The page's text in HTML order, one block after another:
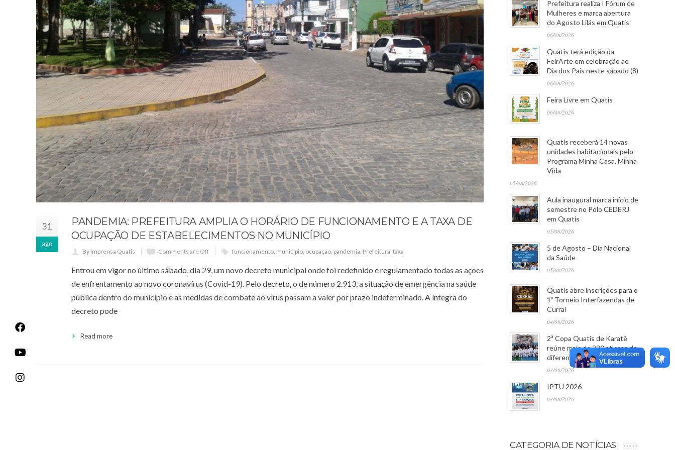
31
ago
PANDEMIA: PREFEITURA AMPLIA O HORÁRIO DE FUNCIONAMENTO E A TAXA DE
OCUPAÇÃO DE ESTABELECIMENTOS NO MUNICÍPIO
By Imprensa Quatis Comments are Off funcionamento, município, ocupação, pandemia, Prefeitura, taxa
Entrou em vigor no último sábado, dia 29, um novo decreto municipal onde foi redefinido e regulamentado todas as ações
de enfrentamento ao novo coronavírus (Covid-19). Pelo decreto, o de número 2.913, a situação de emergência na saúde
pública dentro do município e as medidas de combate ao vírus passam a valer por prazo indeterminado. A íntegra do
decreto pode
Read more
Prefeitura realiza I Fórum de
Mulheres e marca abertura
do Agosto Lilás em Quatis
06/08/2026
Quatis terá edição da
FeirArte em celebração ao
Dia dos Pais neste sábado (8)
06/08/2026
Feira Livre em Quatis
06/08/2026
Quatis receberá 14 novas
unidades habitacionais pelo
Programa Minha Casa, Minha
Vida
05/08/2026
Aula inaugural marca início de
semestre no Polo CEDERJ
em Quatis
05/08/2026
5 de Agosto – Dia Nacional
da Saúde
05/08/2026
Quatis abre inscrições para o
1º Torneio Interfazendas de
Curral
04/08/2026
2ª Copa Quatis de Karatê
reúne mais de 220 atletas de
diferentes cidades
03/08/2026
IPTU 2026
03/08/2026
CATEGORIA DE NOTÍCIAS